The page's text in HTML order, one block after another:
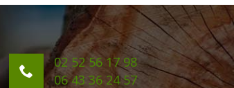
02 52 56 17 98
06 43 36 24 57